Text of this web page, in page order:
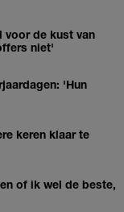
voor de kust van
niet'
'Hun
keren klaar te
of ik wel de beste,